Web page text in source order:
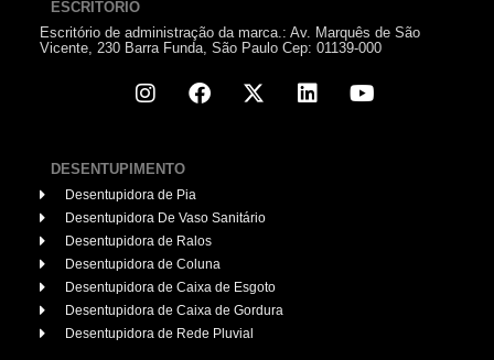
ESCRITÓRIO
Escritório de administração da marca.: Av. Marquês de São
Vicente, 230 Barra Funda, São Paulo Cep: 01139-000
DESENTUPIMENTO
Desentupidora de Pia
Desentupidora De Vaso Sanitário
Desentupidora de Ralos
Desentupidora de Coluna
Desentupidora de Caixa de Esgoto
Desentupidora de Caixa de Gordura
Desentupidora de Rede Pluvial